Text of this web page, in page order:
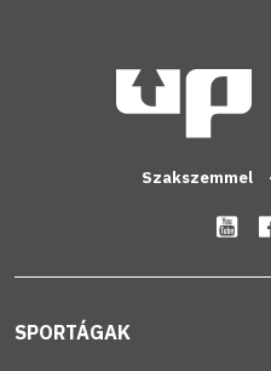
Szakszemmel
SPORTÁGAK